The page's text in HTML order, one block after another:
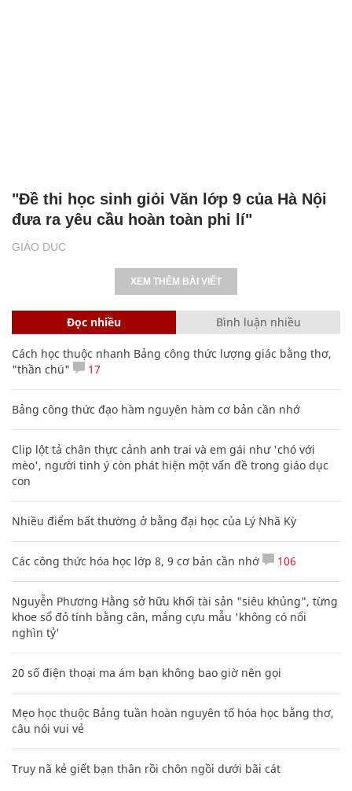
GIÁO DỤC
"Đề thi học sinh giỏi Văn lớp 9 của Hà Nội
đưa ra yêu cầu hoàn toàn phi lí"
XEM THÊM BÀI VIẾT
Đọc nhiều Bình luận nhiều
Cách học thuộc nhanh Bảng công thức lượng giác bằng thơ,
"thần chú"
17
Bảng công thức đạo hàm nguyên hàm cơ bản cần nhớ
Clip lột tả chân thực cảnh anh trai và em gái như 'chó với
mèo', người tinh ý còn phát hiện một vấn đề trong giáo dục
con
Nhiều điểm bất thường ở bằng đại học của Lý Nhã Kỳ
Các công thức hóa học lớp 8, 9 cơ bản cần nhớ 106
Nguyễn Phương Hằng sở hữu khối tài sản "siêu khủng", từng
khoe sổ đỏ tính bằng cân, mắng cựu mẫu 'không có nổi
nghìn tỷ'
20 số điện thoại ma ám bạn không bao giờ nên gọi
Mẹo học thuộc Bảng tuần hoàn nguyên tố hóa học bằng thơ,
câu nói vui vẻ
Truy nã kẻ giết bạn thân rồi chôn ngồi dưới bãi cát